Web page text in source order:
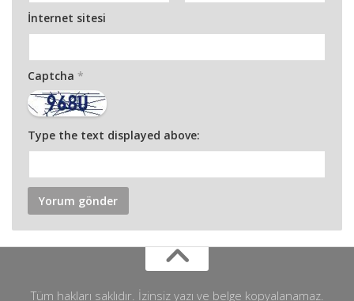
İnternet sitesi
Captcha *
Type the text displayed above:
Tüm hakları saklıdır. İzinsiz yazı ve belge kopyalanamaz.